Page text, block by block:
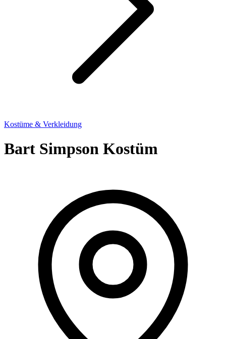
Kostüme & Verkleidung
Bart Simpson Kostüm